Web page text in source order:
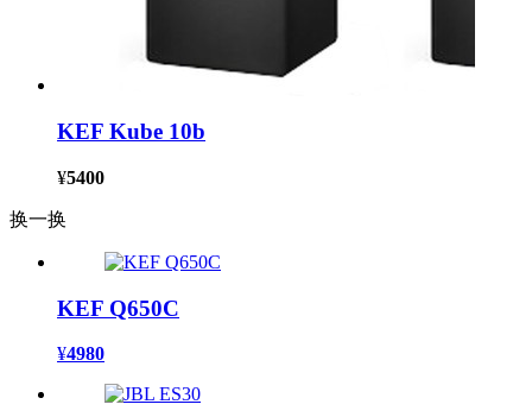
KEF Kube 10b
¥5400
换一换
KEF Q650C
¥4980